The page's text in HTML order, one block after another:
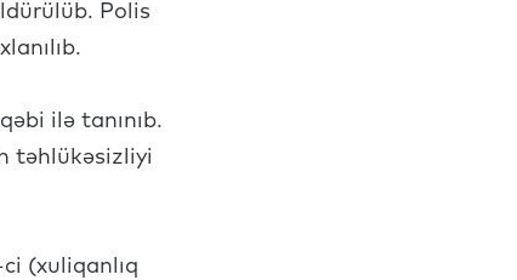
Polis
ilə tanınıb.
təhlükəsizliyi
(xuliqanlıq